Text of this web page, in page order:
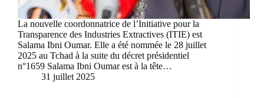
La nouvelle coordonnatrice de l’Initiative pour la
Transparence des Industries Extractives (ITIE) est
Salama Ibni Oumar. Elle a été nommée le 28 juillet
2025 au Tchad à la suite du décret présidentiel
n°1659 Salama Ibni Oumar est à la tête…
31 juillet 2025